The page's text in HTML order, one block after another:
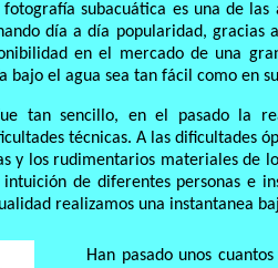
subacuática es una de
día a día popularidad, gracias
en el mercado de una
bajo el agua sea tan fácil como en
tan sencillo, en el pasado la
técnicas. A las dificultades
y los rudimentarios materiales de
de diferentes personas e
realizamos una instantanea
Han pasado unos